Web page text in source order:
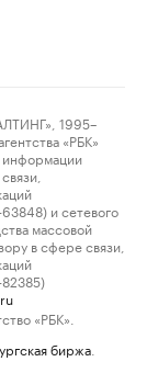
1995–
«РБК»
информации
и сетевого
массовой
в сфере связи,
«РБК».
биржа